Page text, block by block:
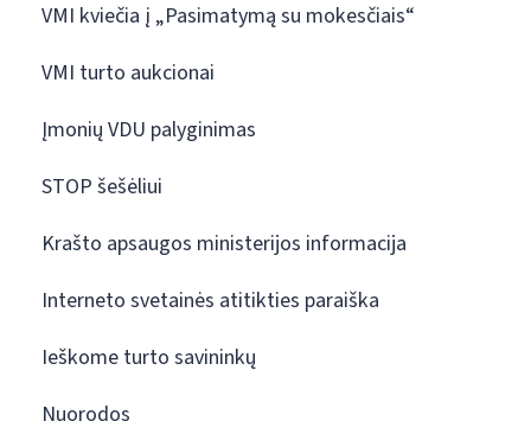
VMI kviečia į „Pasimatymą su mokesčiais“
VMI turto aukcionai
Įmonių VDU palyginimas
STOP šešėliui
Krašto apsaugos ministerijos informacija
Interneto svetainės atitikties paraiška
Ieškome turto savininkų
Nuorodos